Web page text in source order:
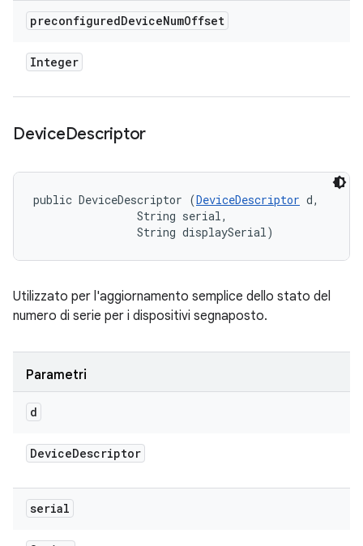
preconfiguredDeviceNumOffset
Integer
DeviceDescriptor
public DeviceDescriptor (DeviceDescriptor d,
                String serial,
                String displaySerial)
Utilizzato per l'aggiornamento semplice dello stato del
numero di serie per i dispositivi segnaposto.
Parametri
d
DeviceDescriptor
serial